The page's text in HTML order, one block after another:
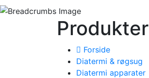
Produkter
Forside
Diatermi & røgsug
Diatermi apparater